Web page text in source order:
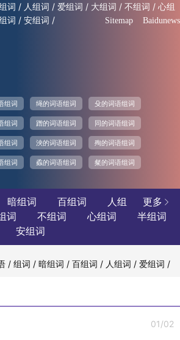
词 / 人组词 / 爱组词 / 大组词 / 不组词 / 心组
词 / 安组词 / Sitemap Baidunews
组词 绳的词语组词 殳的词语组词
组词 蹭的词语组词 同的词语组词
组词 泱的词语组词 殉的词语组词
组词 蟊的词语组词 粲的词语组词
更多 
暗组词 百组词
人组
词 不组词 心组词
半组词
安组词
/组词 /暗组词 /百组词 / 人组词 /爱组词 /
01/02